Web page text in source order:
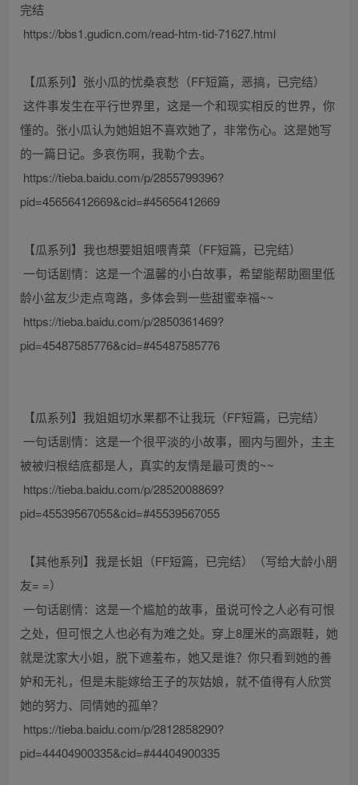
完结
https://bbs1.gudicn.com/read-htm-tid-71627.html
【瓜系列】张小瓜的忧桑哀愁（FF短篇，恶搞，已完结）
这件事发生在平行世界里，这是一个和现实相反的世界，你
懂的。张小瓜认为她姐姐不喜欢她了，非常伤心。这是她写
的一篇日记。多哀伤啊，我勒个去。
https://tieba.baidu.com/p/2855799396?
pid=45656412669&cid=#45656412669
【瓜系列】我也想要姐姐喂青菜（FF短篇，已完结）
一句话剧情：这是一个温馨的小白故事，希望能帮助圈里低
龄小盆友少走点弯路，多体会到一些甜蜜幸福~~
https://tieba.baidu.com/p/2850361469?
pid=45487585776&cid=#45487585776
【瓜系列】我姐姐切水果都不让我玩（FF短篇，已完结）
一句话剧情：这是一个很平淡的小故事，圈内与圈外，主主
被被归根结底都是人，真实的友情是最可贵的~~
https://tieba.baidu.com/p/2852008869?
pid=45539567055&cid=#45539567055
【其他系列】我是长姐（FF短篇，已完结）（写给大龄小朋
友= =）
一句话剧情：这是一个尴尬的故事，虽说可怜之人必有可恨
之处，但可恨之人也必有为难之处。穿上8厘米的高跟鞋，她
就是沈家大小姐，脱下遮羞布，她又是谁？你只看到她的善
妒和无礼，但是未能嫁给王子的灰姑娘，就不值得有人欣赏
她的努力、同情她的孤单？
https://tieba.baidu.com/p/2812858290?
pid=44404900335&cid=#44404900335